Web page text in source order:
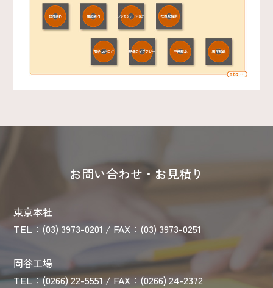
お問い合わせ・お見積り
東京本社
TEL：(03) 3973-0201 / FAX：(03) 3973-0251
岡谷工場
TEL：(0266) 22-5551 / FAX：(0266) 24-2372